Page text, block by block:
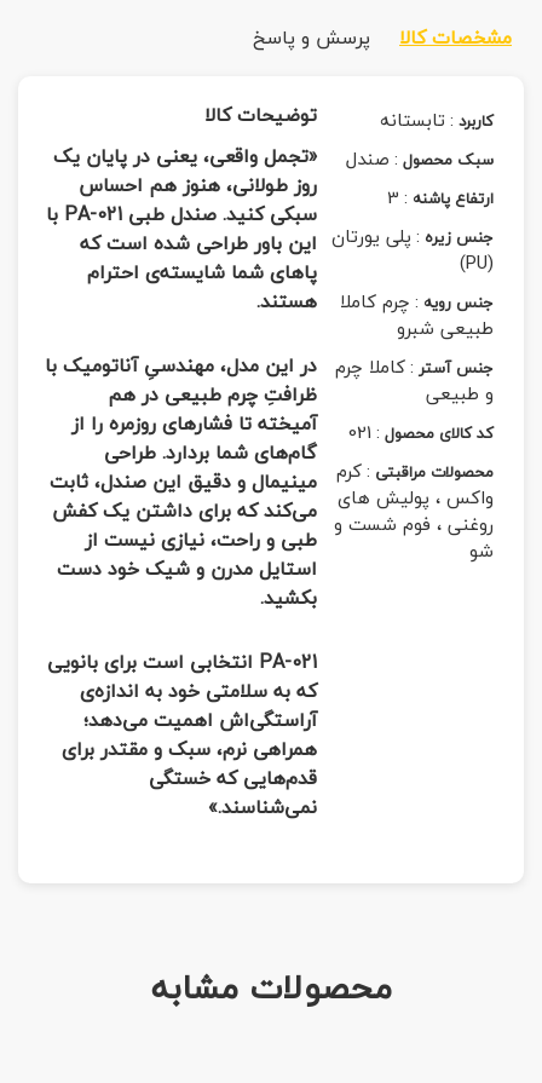
مشخصات کالا پرسش و پاسخ
کاربرد :تابستانه
سبک محصول :صندل
ارتفاع پاشنه :
3
جنس زیره :پلی یورتان
(PU)
جنس رویه :چرم کاملا
طبیعی شبرو
جنس آستر :کاملا چرم
و طبیعی
کد کالای محصول :
021
محصولات مراقبتی :کرم
واکس ، پولیش های
روغنی ، فوم شست و
شو
توضیحات کالا
«تجمل واقعی، یعنی در پایان یک
روز طولانی، هنوز هم احساس
سبکی کنید. صندل طبی PA-021 با
این باور طراحی شده است که
پاهای شما شایسته‌ی احترام
هستند.
در این مدل، مهندسیِ آناتومیک با
ظرافتِ چرم طبیعی در هم
آمیخته تا فشارهای روزمره را از
گام‌های شما بردارد. طراحی
مینیمال و دقیق این صندل، ثابت
می‌کند که برای داشتن یک کفش
طبی و راحت، نیازی نیست از
استایل مدرن و شیک خود دست
بکشید.
PA-021 انتخابی است برای بانویی
که به سلامتی خود به اندازه‌ی
آراستگی‌اش اهمیت می‌دهد؛
همراهی نرم، سبک و مقتدر برای
قدم‌هایی که خستگی
نمی‌شناسند.»
محصولات مشابه